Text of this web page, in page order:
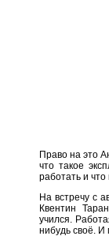
Право на это
что такое
работать и
На встречу с
Квентин
учился.
нибудь своё. И